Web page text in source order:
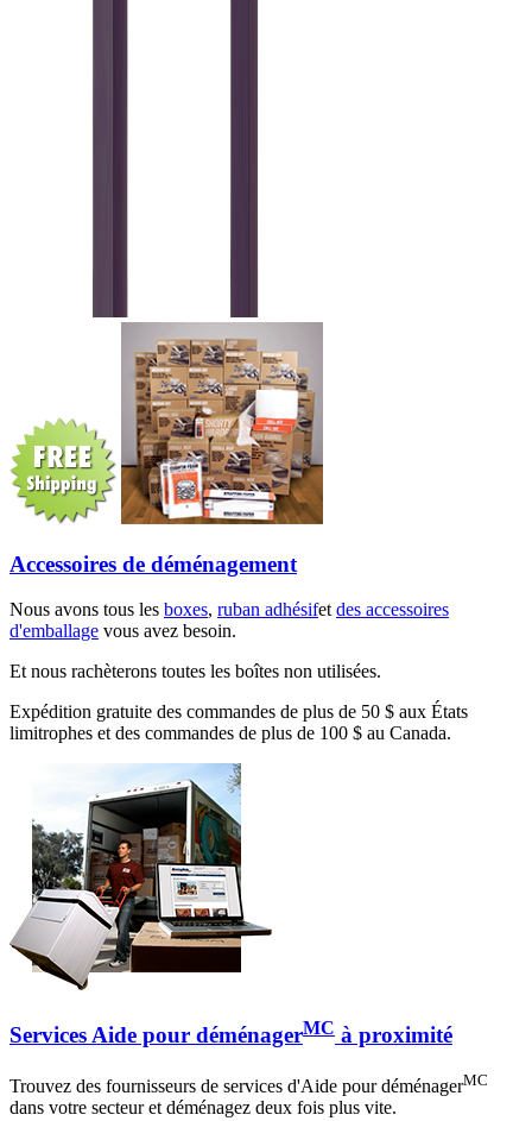
Accessoires de déménagement
Nous avons tous les boxes, ruban adhésifetdes accessoires
d'emballage vous avez besoin.
Et nous rachèterons toutes les boîtes non utilisées.
Expédition gratuite des commandes de plus de 50 $ aux États
limitrophes et des commandes de plus de 100 $ au Canada.
Services Aide pour déménagerMC à proximité
Trouvez des fournisseurs de services d'Aide pour déménagerMC
dans votre secteur et déménagez deux fois plus vite.